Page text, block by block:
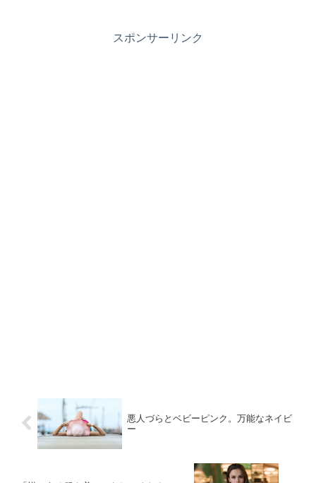
スポンサーリンク
悪人づらとベビーピンク。万能なネイビ
ー